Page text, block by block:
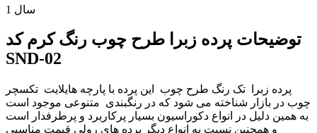
1 سال
توضیحات پرده زبرا طرح چوب رنگ کرم کد
SND-02
پرده زبرا تک رنگ طرح چوب این پرده با پارچه هایلایت تکسچر
چوب در بازار شناخته می شود که در رنگبندی متنوعی موجود است
به همین دلیل در انواع دکوراسیون بسیار پرکاربرد و پرطرفدار است
و همچنین نسبت به انواع دیگر پرده های رولی قیمت مناسبی